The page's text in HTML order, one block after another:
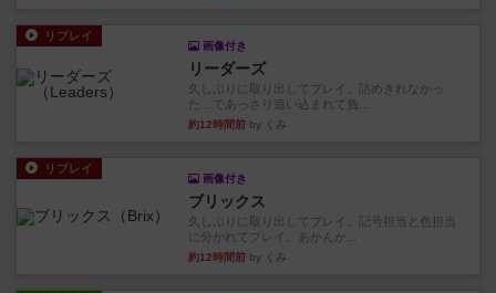
リプレイ
画像付き
リーダーズ
久しぶりに取り出してプレイ。詰めきれなかっ
た…であっさり追い込まれて負...
約12時間前 by くみ
リプレイ
画像付き
ブリックス
久しぶりに取り出してプレイ。記号担当と色担当
に分かれてプレイ。あかんか...
約12時間前 by くみ